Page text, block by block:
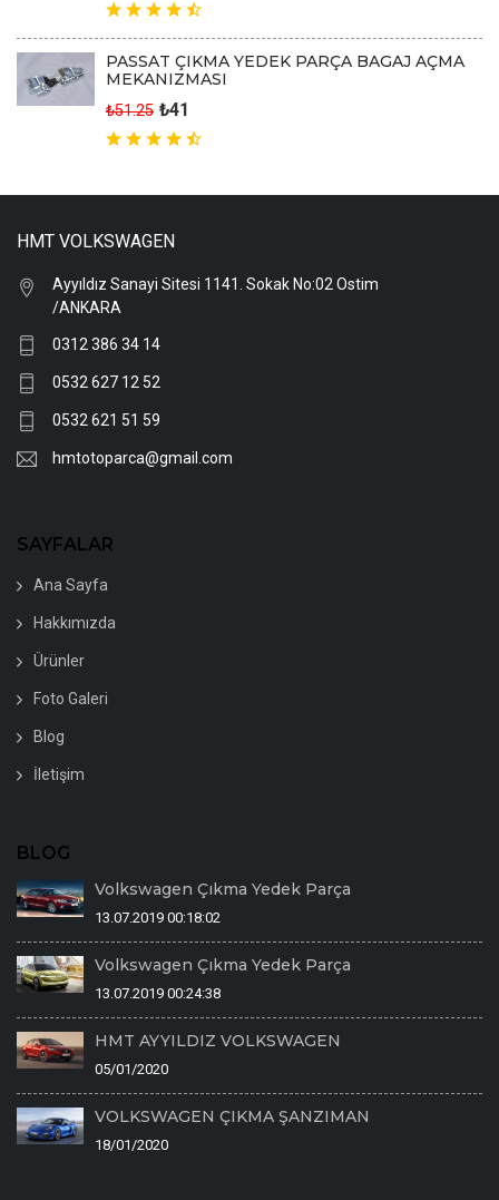
PASSAT ÇIKMA YEDEK PARÇA BAGAJ AÇMA
MEKANIZMASI
₺51.25 ₺41
HMT VOLKSWAGEN
Ayyıldız Sanayi Sitesi 1141. Sokak No:02 Ostim
/ANKARA
0312 386 34 14
0532 627 12 52
0532 621 51 59
hmtotoparca@gmail.com
SAYFALAR
Ana Sayfa
Hakkımızda
Ürünler
Foto Galeri
Blog
İletişim
BLOG
Volkswagen Çıkma Yedek Parça
13.07.2019 00:18:02
Volkswagen Çıkma Yedek Parça
13.07.2019 00:24:38
HMT AYYILDIZ VOLKSWAGEN
05/01/2020
VOLKSWAGEN ÇIKMA ŞANZIMAN
18/01/2020